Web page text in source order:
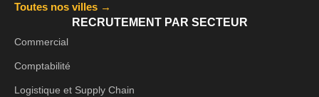
Toutes nos villes →
RECRUTEMENT PAR SECTEUR
Commercial
Comptabilité
Logistique et Supply Chain